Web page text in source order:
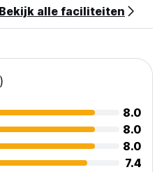
tot 18.00 uur (Auto-translated
Bekijk alle faciliteiten
8.0
8.0
8.0
7.4